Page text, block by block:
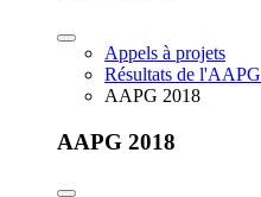
Appels à projets
Résultats de l'AAPG
AAPG 2018
AAPG 2018